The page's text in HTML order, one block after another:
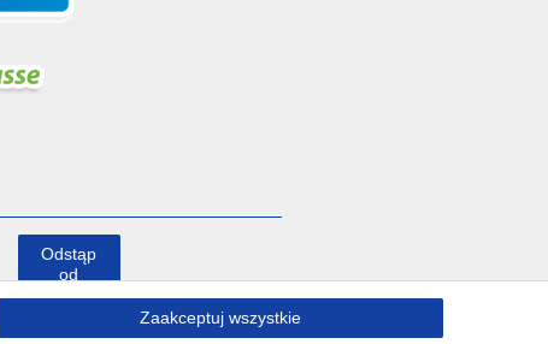
Zaakceptuj wszystkie
Odstąp
od
umowy